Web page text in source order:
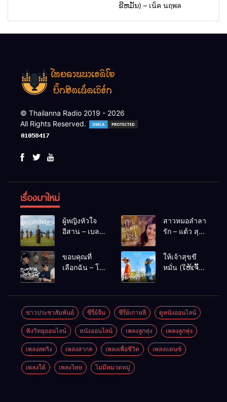
ຂີຫມັ້ນ) – เน็ค นฤพล
© Thailanna Radio 2019 - 2026
All Rights Reserved.
เรื่องมาใหม่
ผู้หญิงหัวใจ
อีสาน – เบลล์
[COVER
VERSION]
สาวหมอลำลา
รัก – แต้ว สุ
ขอบคุณที่
เลือกฉัน – โต๋
ให้เจ้าสุขขี
หมั่น (ໃຫ້ເຈົ້າ
ข่าวประชาสัมพันธ์ ซีรี่ย์จีน ซีรี่ย์เกาหลี ดูหนังออนไลน์
ฟังวิทยุออนไลน์ หนังออนไลน์ เพลงลูกทุ่ง เพลงลูกทุ่ง
เพลงสตริง เพลงสากล เพลงเพื่อชีวิต เพลงแดนซ์
เพลงใต้ เพลงไทย ไม่มีหมวดหมู่